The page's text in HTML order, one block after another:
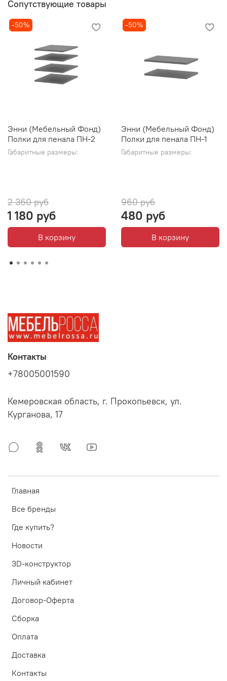
Сопутствующие товары
-50%
Энни (Мебельный Фонд)
Полки для пенала ПН-2
Габаритные размеры:
2 360 руб
1 180 руб
В корзину
-50%
Энни (Мебельный Фонд)
Полки для пенала ПН-1
Габаритные размеры:
960 руб
480 руб
В корзину
Главная
Все бренды
Где купить?
Новости
3D-конструктор
Личный кабинет
Договор-Оферта
Сборка
Оплата
Доставка
Контакты
Контакты
+78005001590
Кемеровская область, г. Прокопьевск, ул.
Курганова, 17